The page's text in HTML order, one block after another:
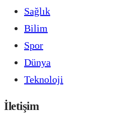
Sağlık
Bilim
Spor
Dünya
Teknoloji
İletişim